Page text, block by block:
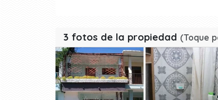
3 fotos de la propiedad (Toque